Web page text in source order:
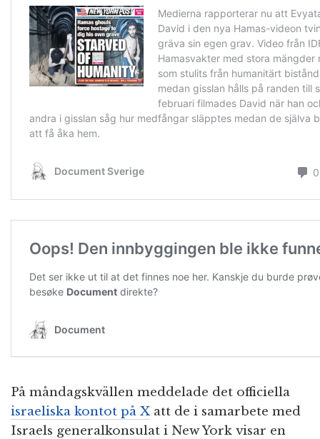
På måndagskvällen meddelade det officiella
israeliska kontot på X att de i samarbete med
Israels generalkonsulat i New York visar en